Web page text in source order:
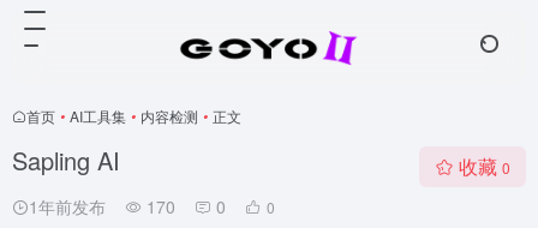
首页 • AI工具集 • 内容检测 • 正文
Sapling AI
1年前发布 170 0 0
收藏 0